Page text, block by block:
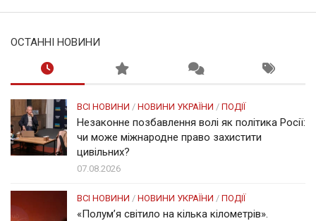
ОСТАННІ НОВИНИ
ВСІ НОВИНИ / НОВИНИ УКРАЇНИ / ПОДІЇ
Незаконне позбавлення волі як політика Росії:
чи може міжнародне право захистити
цивільних?
07.08.2026
ВСІ НОВИНИ / НОВИНИ УКРАЇНИ / ПОДІЇ
«Полум’я світило на кілька кілометрів».